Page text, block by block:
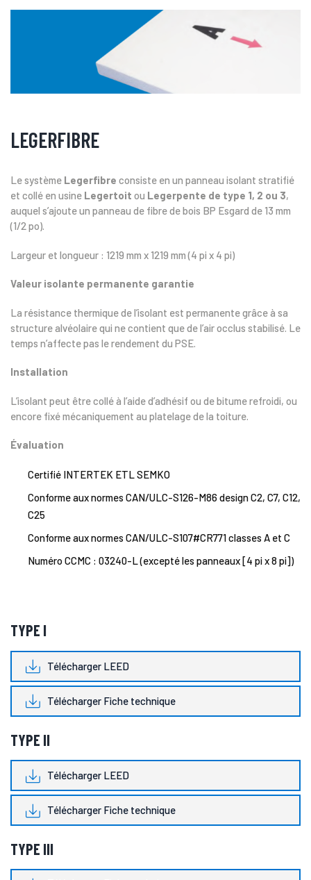
LEGERFIBRE
Le système Legerfibre consiste en un panneau isolant stratifié
et collé en usine Legertoit ou Legerpente de type 1, 2 ou 3,
auquel s’ajoute un panneau de fibre de bois BP Esgard de 13 mm
(1/2 po).
Largeur et longueur : 1219 mm x 1219 mm (4 pi x 4 pi)
Valeur isolante permanente garantie
La résistance thermique de l’isolant est permanente grâce à sa
structure alvéolaire qui ne contient que de l’air occlus stabilisé. Le
temps n’affecte pas le rendement du PSE.
Installation
L’isolant peut être collé à l’aide d’adhésif ou de bitume refroidi, ou
encore fixé mécaniquement au platelage de la toiture.
Évaluation
Certifié INTERTEK ETL SEMKO
Conforme aux normes CAN/ULC-S126-M86 design C2, C7, C12,
C25
Conforme aux normes CAN/ULC-S107#CR771 classes A et C
Numéro CCMC : 03240-L (excepté les panneaux [4 pi x 8 pi])
TYPE I
Télécharger LEED
Télécharger Fiche technique
TYPE II
Télécharger LEED
Télécharger Fiche technique
TYPE III